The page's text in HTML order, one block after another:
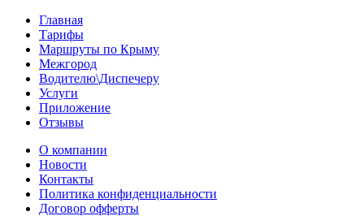
Главная
Тарифы
Маршруты по Крыму
Межгород
Водителю\Диспечеру
Услуги
Приложение
Отзывы
О компании
Новости
Контакты
Политика конфиденциальности
Договор офферты